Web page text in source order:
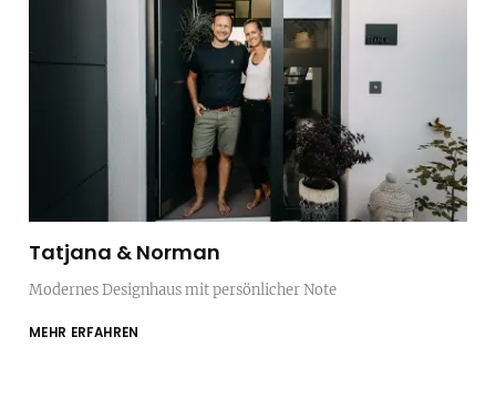
Tatjana & Norman
Modernes Designhaus mit persönlicher Note
MEHR ERFAHREN